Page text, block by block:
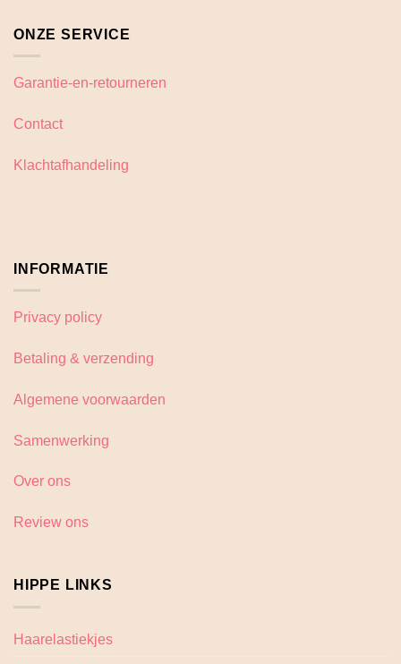
ONZE SERVICE
Garantie-en-retourneren
Contact
Klachtafhandeling
INFORMATIE
Privacy policy
Betaling & verzending
Algemene voorwaarden
Samenwerking
Over ons
Review ons
HIPPE LINKS
Haarelastiekjes